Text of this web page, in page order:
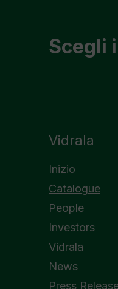
Scegli
Vidrala
Inizio
Catalogue
People
Investors
Vidrala
News
Press